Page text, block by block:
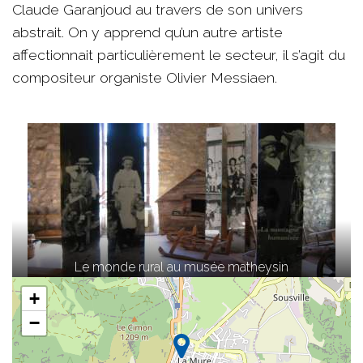
Claude Garanjoud au travers de son univers
abstrait. On y apprend qu’un autre artiste
affectionnait particulièrement le secteur, il s’agit du
compositeur organiste Olivier Messiaen.
Le monde rural au musée matheysin
+
−